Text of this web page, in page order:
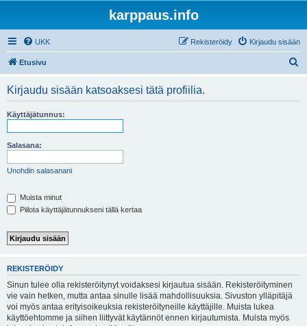
karppaus.info
UKK Kirjaudu sisään
Rekisteröidy
Etusivu
Kirjaudu sisään katsoaksesi tätä profiilia.
Käyttäjätunnus:
Salasana:
Unohdin salasanani
Muista minut
Piilota käyttäjätunnukseni tällä kertaa
REKISTERÖIDY
Sinun tulee olla rekisteröitynyt voidaksesi kirjautua sisään. Rekisteröityminen
vie vain hetken, mutta antaa sinulle lisää mahdollisuuksia. Sivuston ylläpitäjä
voi myös antaa erityisoikeuksia rekisteröityneille käyttäjille. Muista lukea
käyttöehtomme ja siihen liittyvät käytännöt ennen kirjautumista. Muista myös